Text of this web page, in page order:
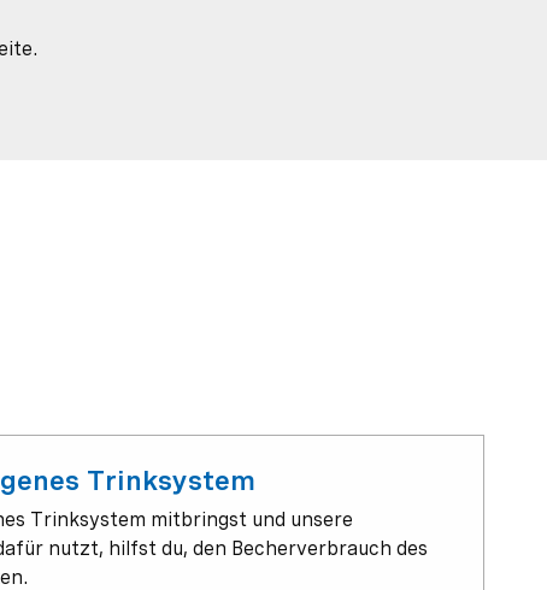
Trinksystem
Trinksystem mitbringst und unsere
nutzt, hilfst du, den Becherverbrauch des